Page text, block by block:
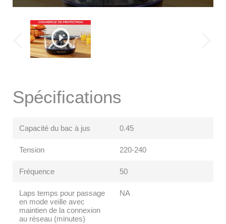
Spécifications
Capacité du bac à jus 0.45
Tension 220-240
Fréquence 50
Laps temps pour passage
en mode veille avec
maintien de la connexion
au réseau (minutes)
NA